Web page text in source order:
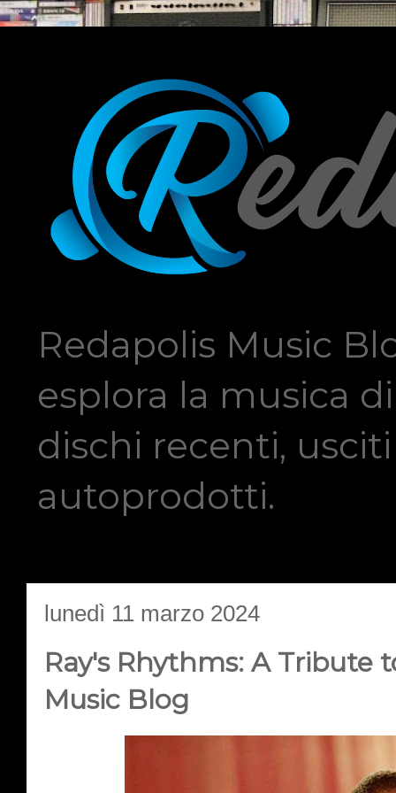
Redapolis Music
esplora la musica
dischi recenti,
autoprodotti.
lunedì 11 marzo 2024
Ray's Rhythms: A Tribute
Music Blog